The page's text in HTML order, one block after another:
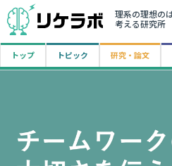
理系の理想の
考える研究所
トップ トピック 研究・論文